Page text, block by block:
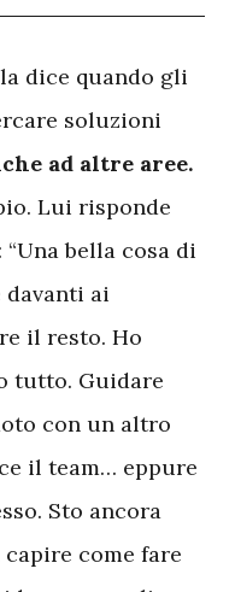
la dice quando gli
soluzioni
ad altre aree.
Lui risponde
bella cosa di
davanti ai
il resto. Ho
tutto. Guidare
con un altro
il team… eppure
Sto ancora
come fare